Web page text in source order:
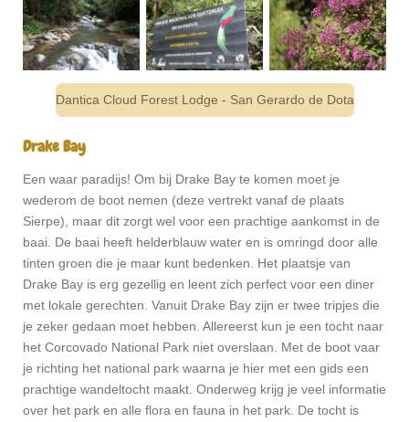
Dantica Cloud Forest Lodge - San Gerardo de Dota
Drake Bay
Een waar paradijs! Om bij Drake Bay te komen moet je
wederom de boot nemen (deze vertrekt vanaf de plaats
Sierpe), maar dit zorgt wel voor een prachtige aankomst in de
baai. De baai heeft helderblauw water en is omringd door alle
tinten groen die je maar kunt bedenken. Het plaatsje van
Drake Bay is erg gezellig en leent zich perfect voor een diner
met lokale gerechten. Vanuit Drake Bay zijn er twee tripjes die
je zeker gedaan moet hebben. Allereerst kun je een tocht naar
het Corcovado National Park niet overslaan. Met de boot vaar
je richting het national park waarna je hier met een gids een
prachtige wandeltocht maakt. Onderweg krijg je veel informatie
over het park en alle flora en fauna in het park. De tocht is